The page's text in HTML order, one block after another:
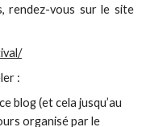
rendez-vous sur le site
:
blog (et cela jusqu’au
organisé par le